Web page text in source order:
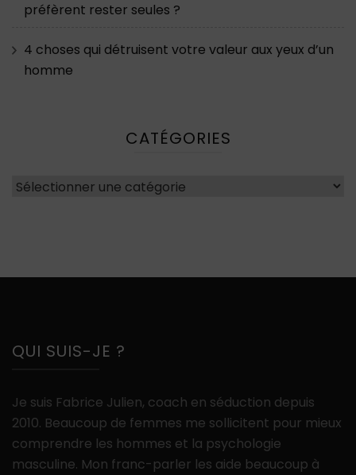
préfèrent rester seules ?
4 choses qui détruisent votre valeur aux yeux d’un
homme
CATÉGORIES
Catégories
QUI SUIS-JE ?
Je suis Fabrice Julien, coach en séduction depuis
2010. Beaucoup de femmes me sollicitent pour mieux
comprendre les hommes et la psychologie
masculine. Mon franc-parler les aide beaucoup à